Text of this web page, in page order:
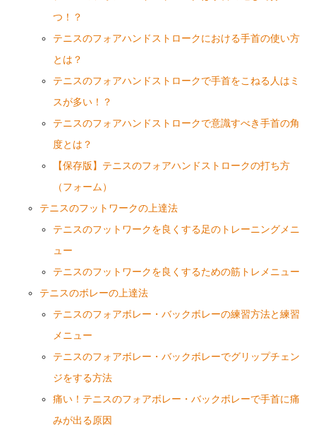
つ！？
テニスのフォアハンドストロークにおける手首の使い方
とは？
テニスのフォアハンドストロークで手首をこねる人はミ
スが多い！？
テニスのフォアハンドストロークで意識すべき手首の角
度とは？
【保存版】テニスのフォアハンドストロークの打ち方
（フォーム）
テニスのフットワークの上達法
テニスのフットワークを良くする足のトレーニングメニ
ュー
テニスのフットワークを良くするための筋トレメニュー
テニスのボレーの上達法
テニスのフォアボレー・バックボレーの練習方法と練習
メニュー
テニスのフォアボレー・バックボレーでグリップチェン
ジをする方法
痛い！テニスのフォアボレー・バックボレーで手首に痛
みが出る原因